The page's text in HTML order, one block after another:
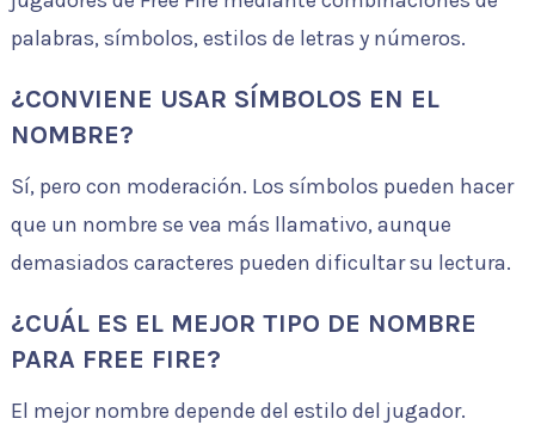
palabras, símbolos, estilos de letras y números.
¿CONVIENE USAR SÍMBOLOS EN EL
NOMBRE?
Sí, pero con moderación. Los símbolos pueden hacer
que un nombre se vea más llamativo, aunque
demasiados caracteres pueden dificultar su lectura.
¿CUÁL ES EL MEJOR TIPO DE NOMBRE
PARA FREE FIRE?
El mejor nombre depende del estilo del jugador.